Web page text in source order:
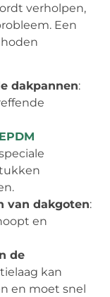
verholpen,
Een
dakpannen:
van dakgoten:
en
de
kan
en moet snel